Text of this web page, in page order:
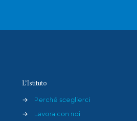
L’Istituto
→
Perché sceglierci
→
Lavora con noi